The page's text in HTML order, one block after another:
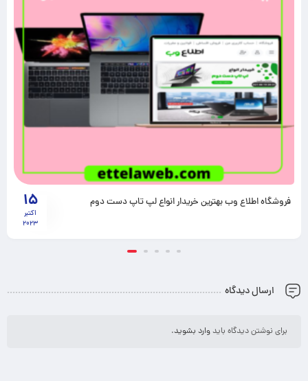
15
اکتبر
2023
فروشگاه اطلاع وب بهترین خریدار انواع لپ تاپ دست دوم
ارسال دیدگاه
برای نوشتن دیدگاه بایدوارد بشوید.